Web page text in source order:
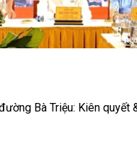
Bà Triệu: Kiên quyết